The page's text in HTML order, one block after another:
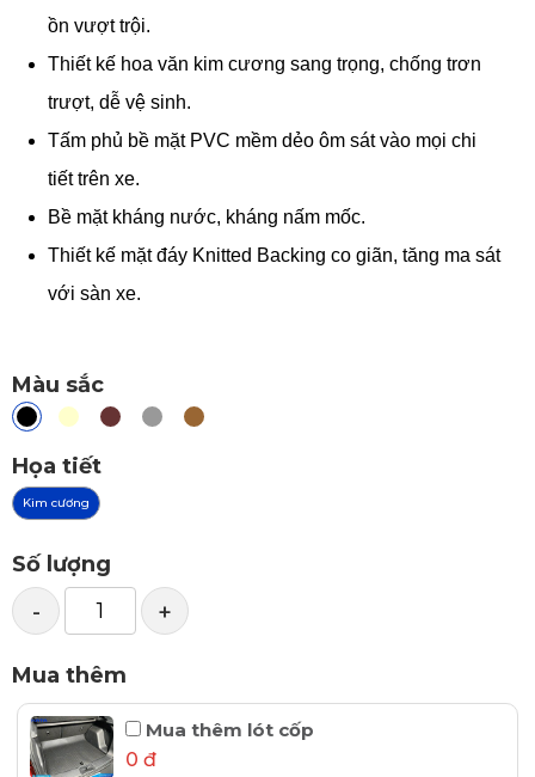
ồn vượt trội.
Thiết kế hoa văn kim cương sang trọng, chống trơn
trượt, dễ vệ sinh.
Tấm phủ bề mặt PVC mềm dẻo ôm sát vào mọi chi
tiết trên xe.
Bề mặt kháng nước, kháng nấm mốc.
Thiết kế mặt đáy Knitted Backing co giãn, tăng ma sát
với sàn xe.
Màu sắc
Họa tiết
Kim cương
Số lượng
- +
Mua thêm
Mua thêm lót cốp
0 đ